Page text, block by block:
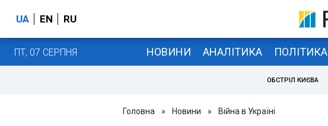
UA EN RU
ПТ, 07 СЕРПНЯ НОВИНИ АНАЛІТИКА ПОЛІТИКА
ОБСТРІЛ КИЄВА
Головна » Новини » Війна в Україні